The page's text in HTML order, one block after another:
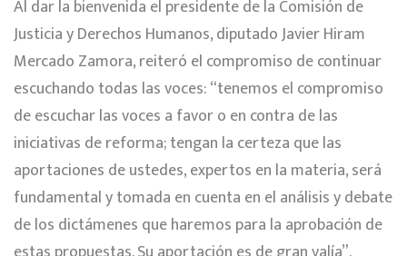
Al dar la bienvenida el presidente de la Comisión de
Justicia y Derechos Humanos, diputado Javier Hiram
Mercado Zamora, reiteró el compromiso de continuar
escuchando todas las voces: “tenemos el compromiso
de escuchar las voces a favor o en contra de las
iniciativas de reforma; tengan la certeza que las
aportaciones de ustedes, expertos en la materia, será
fundamental y tomada en cuenta en el análisis y debate
de los dictámenes que haremos para la aprobación de